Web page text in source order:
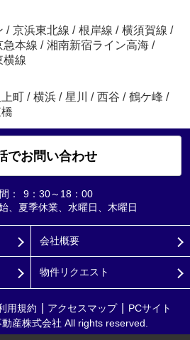
/ 京浜東北線 / 根岸線 / 横須賀線 /
急本線 / 湘南新宿ライン高海 /
横線
町 / 横浜 / 星川 / 西谷 / 鶴ケ峰 /
でお問い合わせ
：
9：30～18：00
、夏季休業、水曜日、木曜日
会社概要
物件リクエスト
用規約 アクセスマップ
PCサイト
産株式会社 All rights reserved.